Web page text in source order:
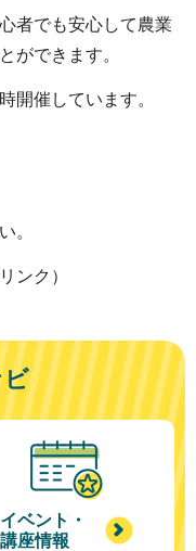
者でも安心して農業
ができます。
開催しています。
。
ンク）
イベント・
講座情報